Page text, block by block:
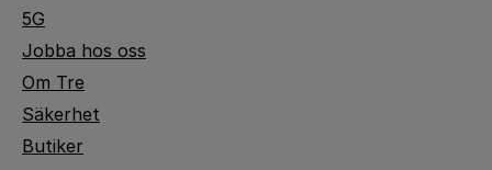
5G
Jobba hos oss
Om Tre
Säkerhet
Butiker